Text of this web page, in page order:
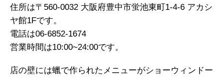
住所は〒560-0032 大阪府豊中市蛍池東町1-4-6 アカシ
ヤ館1Fです。
電話は06-6852-1674
営業時間は10:00~24:00です。
店の壁には蠟で作られたメニューがショーウィンドー